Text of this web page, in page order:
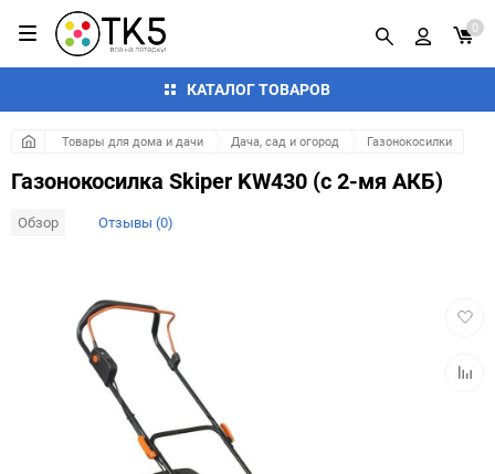
КАТАЛОГ ТОВАРОВ
0
Товары для дома и дачи Дача, сад и огород Газонокосилки
Газонокосилка Skiper KW430 (с 2-мя АКБ)
Обзор Отзывы (0)